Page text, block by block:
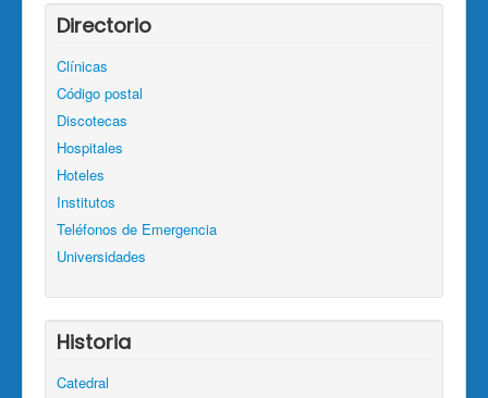
Directorio
Clínicas
Código postal
Discotecas
Hospitales
Hoteles
Institutos
Teléfonos de Emergencia
Universidades
Historia
Catedral